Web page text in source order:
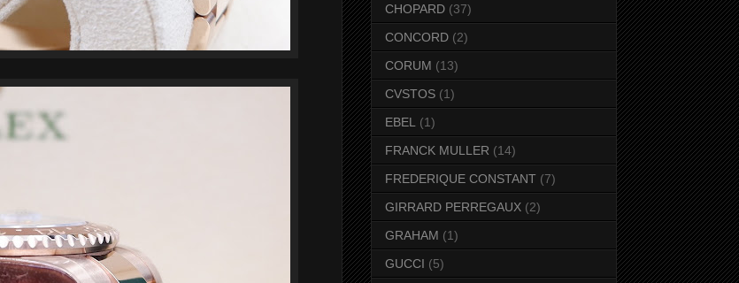
CHOPARD (37)
CONCORD (2)
CORUM (13)
CVSTOS (1)
EBEL
(1)
FRANCK MULLER (14)
FREDERIQUE CONSTANT (7)
GIRRARD PERREGAUX (2)
GRAHAM (1)
GUCCI (5)